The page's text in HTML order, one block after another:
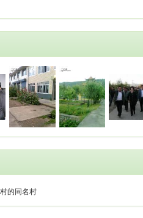
的同名村